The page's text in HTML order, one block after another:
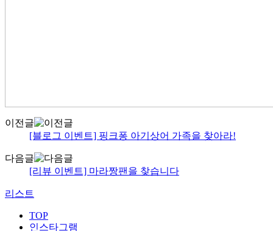
이전글
[블로그 이벤트] 핑크퐁 아기상어 가족을 찾아라!
다음글
[리뷰 이벤트] 마라짱팬을 찾습니다
리스트
TOP
인스타그램